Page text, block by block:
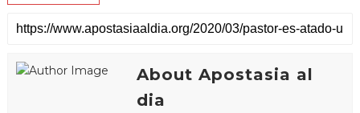
About Apostasia al
dia